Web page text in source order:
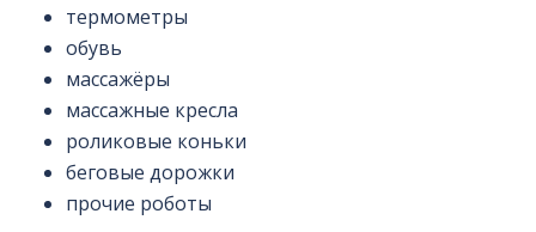
термометры
обувь
массажёры
массажные кресла
роликовые коньки
беговые дорожки
прочие роботы